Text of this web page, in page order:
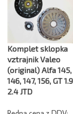
Komplet sklopka
vztrajnik Valeo
(original) Alfa 145,
146, 147, 156, GT 1.9,
2.4 JTD
Redna cena z DDV: